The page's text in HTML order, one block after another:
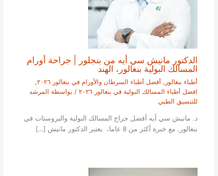
الدكتور مانيش سي أيه من بنجلور | جراحة أورام
المسالك البولية بنغالور، الهند
أطباء بنغالور , أفضل أطباء السرطان والأورام في بنغالور ٢٠٢٦
,
افضل أطباء المسالك البولية في بنغالور ٢٠٢٦
/ بواسطة المرشد
للتنسيق الطبي
د. مانيش سي أيه أفضل جراح المسالك البولية والبروستات في
بنغالور. مع خبرة أكثر من 8 عاما، يعتبر الدكتور مانيش […]